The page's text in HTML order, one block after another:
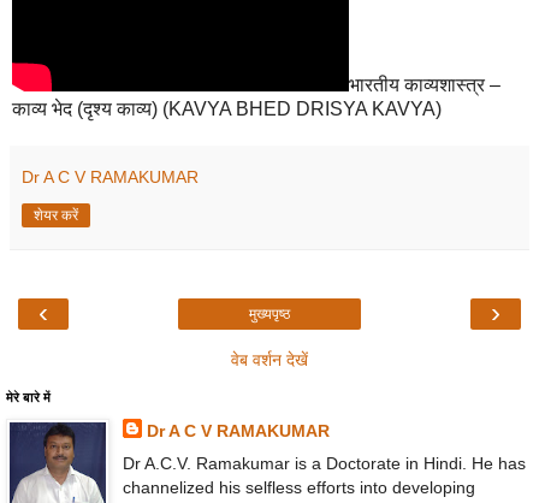
भारतीय काव्यशास्त्र –
काव्य भेद (दृश्य काव्य) (KAVYA BHED DRISYA KAVYA)
Dr A C V RAMAKUMAR
शेयर करें
‹ ›
मुख्यपृष्ठ
वेब वर्शन देखें
मेरे बारे में
Dr A C V RAMAKUMAR
Dr A.C.V. Ramakumar is a Doctorate in Hindi. He has
channelized his selfless efforts into developing